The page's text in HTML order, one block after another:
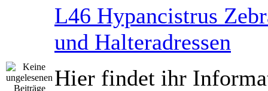
L46 Hypancistrus
und Halteradressen
Hier findet ihr